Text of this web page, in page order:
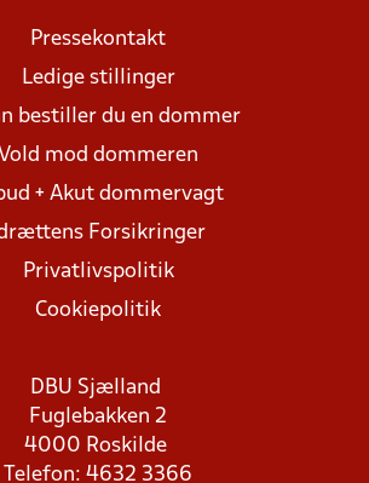
Pressekontakt
Ledige stillinger
bestiller du en dommer
Vold mod dommeren
+ Akut dommervagt
Forsikringer
Privatlivspolitik
Cookiepolitik
DBU Sjælland
Fuglebakken 2
4000 Roskilde
Telefon: 4632 3366